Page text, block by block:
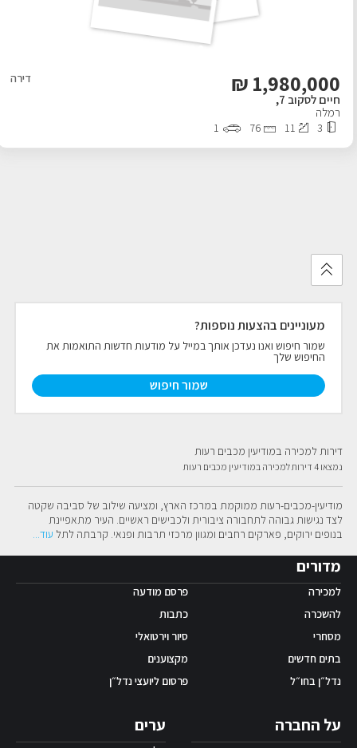
1,980,000
₪ דירה
חיים לסקוב 7,
רמלה
3
11
76
1
מעוניינים בהצעות נוספות?
שמור חיפוש ואנו נעדכן אותך במייל על מודעות חדשות התואמות את
החיפוש שלך
שמור חיפוש
דירות למכירה במודיעין מכבים רעות
נמצאו 4 דירות למכירה במודיעין מכבים רעות
בנופים ירוקים, פארקים רחבים ומגוון מרכזי תרבות ופנאי. קרבתה לתל עוד...
מדורים
למכירה
להשכרה
מסחרי
בתים חדשים
נדל״ן בחו״ל
פרסם מודעה
כתבות
סיור וירטואלי
מקצוענים
פרסום ליועצי נדל״ן
ערים על החברה